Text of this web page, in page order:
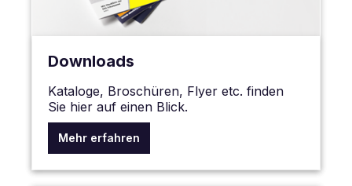
Downloads
Kataloge, Broschüren, Flyer etc. finden
Sie hier auf einen Blick.
Mehr erfahren